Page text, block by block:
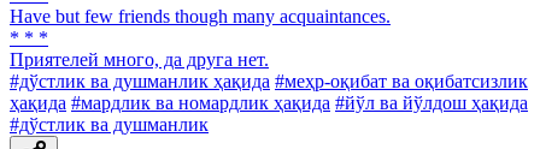
Have but few friends though many acquaintances.
* * *
Приятелей много, да друга нет.
#дўстлик ва душманлик ҳақида #меҳр-оқибат ва оқибатсизлик
ҳақида #мардлик ва номардлик ҳақида #йўл ва йўлдош ҳақида
#дўстлик ва душманлик